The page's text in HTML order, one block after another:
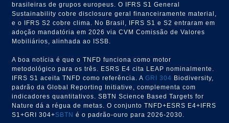
brasileiras de grupos europeus. O IFRS S1 General
Sustainability cobre disclosure geral financeiramente material,
e o IFRS S2 cobre clima. No Brasil, IFRS S1 e S2 entraram em
adoção mandatória em 2026 via CVM Comissão de Valores
Mobiliários, alinhada ao ISSB.
A boa notícia é que o TNFD funciona como motor
metodológico para os três. ESRS E4 cita LEAP nominalmente.
IFRS S1 aceita TNFD como referência. AGRI 304 Biodiversity,
padrão da Global Reporting Initiative, complementa com
indicadores quantitativos. SBTN Science Based Targets for
Nature dá a régua de metas. O conjunto TNFD+ESRS E4+IFRS
S1+GRI 304+SBTN é o padrão-ouro para 2026-2030.